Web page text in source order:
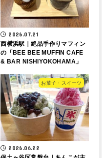
2026.07.21
西横浜駅｜絶品手作りマフィン
の「BEE BEE MUFFIN CAFE
& BAR NISHIYOKOHAMA」
お菓子・スイーツ
2026.06.22